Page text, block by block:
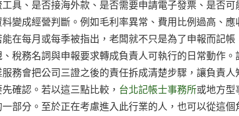
具、是否接海外款、是否需要申請電子發票、是否可
變成經營判斷。例如毛利率異常、費用比例過高、應
在每月或每季被指出，老闆就不只是為了申報而記
稅務名詞與申報要求轉成負責人可執行的日常動作
務會把公司三證之後的責任拆成清楚步驟，讓負責
確認。若以這三點比較， 台北記帳士事務所或地方型
部分。至於正在考慮進入此行業的人，也可以從這